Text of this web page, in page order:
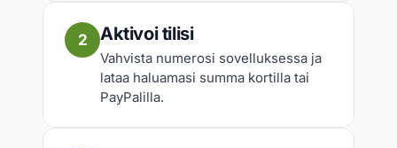
2 Aktivoi tilisi
Vahvista numerosi sovelluksessa ja
lataa haluamasi summa kortilla tai
PayPalilla.